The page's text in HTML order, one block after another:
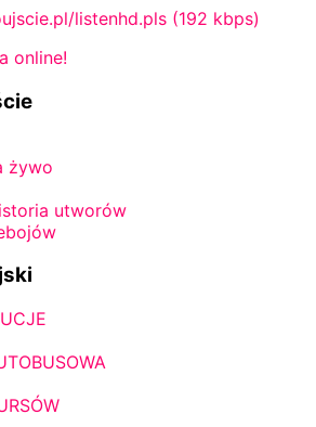
listenhd.pls (192 kbps)
żywo
utworów